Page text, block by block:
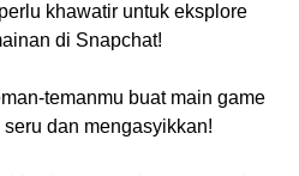
khawatir untuk eksplore
di Snapchat!
temanmu buat main game
dan mengasyikkan!